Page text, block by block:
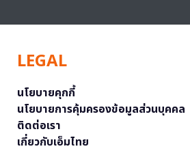
LEGAL
นโยบายคุกกี้
นโยบายการคุ้มครองข้อมูลส่วนบุคคล
ติดต่อเรา
เกี่ยวกับเอ็มไทย